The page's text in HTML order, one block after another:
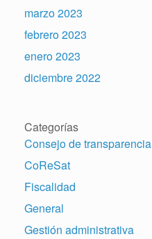
marzo 2023
febrero 2023
enero 2023
diciembre 2022
Categorías
Consejo de transparencia
CoReSat
Fiscalidad
General
Gestión administrativa